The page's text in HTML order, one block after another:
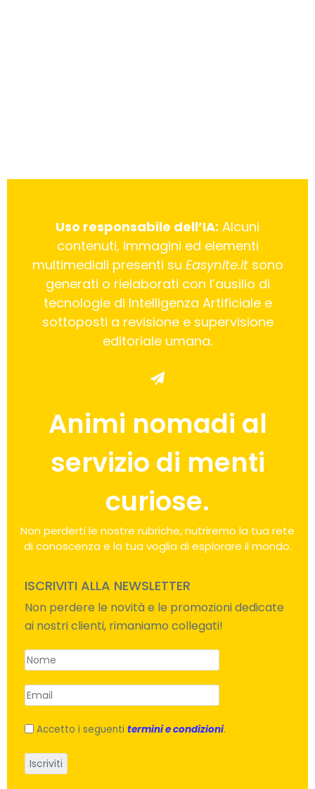
Uso responsabile dell’IA: Alcuni
contenuti, immagini ed elementi
multimediali presenti su Easynite.itsono
generati o rielaborati con l’ausilio di
tecnologie di Intelligenza Artificiale e
sottoposti a revisione e supervisione
editoriale umana.
Animi nomadi al
servizio di menti
curiose.
Non perderti le nostre rubriche, nutriremo la tua rete
di conoscenza e la tua voglia di esplorare il mondo.
ISCRIVITI ALLA NEWSLETTER
Non perdere le novità e le promozioni dedicate
ai nostri clienti, rimaniamo collegati!
Accetto i seguenti termini e condizioni.